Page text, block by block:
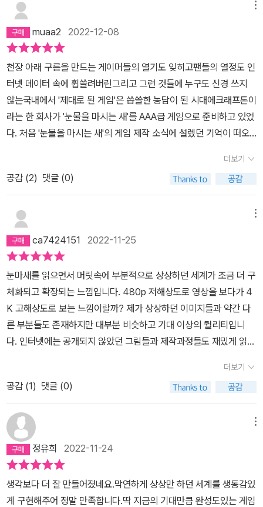
티는 말할 것도 없는 데다가, 책 자체도 튼튼한 양장본이라 소장가치
도 충분하다는 생각을 했습니다. 더군다나 책에 책갈피용 끈도 달려
있어서 읽기에도 편하더라구요. 다른 페이지는 스포일러일 수도 있으
니 공개된 목차란을 찍어봤습니다. 저는 아트북을 <눈물을 마시는 새
>를 다시 읽어가면서 봤습니다. 원작을 읽으며 상상했던 것과 비슷하
거나 사뭇 다른 이미지들을 비교해나가는 과정이 정말 재밌고 즐거웠
습니다. 책과 아트북 모두 읽는 재미가 300배 이상으로 늘어난 것 같
았어요. 원작을 사랑하는 사람이라면 꼭!!! 한 권쯤 소장하면 좋을 테
고, 원작을 모르는 사람이더라도 이 책을 접한다면 어렵잖게 즐기면
서 볼 수 있겠다 싶었습니다. 아트북을 사는 건 난생 처음인데, 이런
재미로 읽는 거구나 싶었네요. 개인적으로는 '최후의 대장간' 시안 이
롯해 <눈믈을 마시는 새>, 일명 눈마새를 이야기하는 모든 작품들이
잘 되면 좋겠어요! <한계선을 넘다>, 꼭 추천합니다.
muaa2 2022-12-08
천장 아래 구름을 만드는 게이머들의 열기도 잊히고팬들의 열정도 인
터넷 데이터 속에 휩쓸려버린그리고 그런 것들에 누구도 신경 쓰지
않는국내에서 '제대로 된 게임'은 씁쓸한 농담이 된 시대에크래프톤이
라는 한 회사가 '눈물을 마시는 새'를 AAA급 게임으로 준비하고 있었
다. 처음 '눈물을 마시는 새'의 게임 제작 소식에 설렜던 기억이 떠오
쳤습니다. 이후 컨셉 아트가 공개됐을 때 두 눈이 휘둥그레졌습니다.
머릿속에 그리던 눈물을 마시는 새가 이보다 더 완벽한 모습으로 나
올 수 있을까 싶었습니다. 그야말로 아름다웠습니다. 알고 보니 컨셉
아티스트인 이안 맥케이그의 이력이 굉장히 화려하더군요. 그의 이력
된다'고, '눈물을 마시는 새'의 팬들이 무엇을 원하는지 알고 있다는
생각이 들었습니다.이 아트를 살려서 게임이 나온다면, 영상화가 이
뤄진다면 얼마나 즐거울지 기대됩니다. 이미 완성된 스토리에, 완성
된 아트가 더해졌습니다. 그만큼 이 아트북에는 환상적인 일러스트
들이 담겨서 순식간에 푹 빠지게 만듭니다. 이는 '눈물을 마시는 새'의
게임과 영상화를 위한 아트북이기도 하지만, 오랜 기간 소설의 팬이
었던 사람들을 위한 아트북이기도 합니다. 일러스트도 좋지만, 담고
있는 내용도 너무나 좋습니다.'한계선을 넘다'를 한마디로 요약하자면
'꽉 차 있습니다'. 아트북인데 불구하고 담겨 있는 설정과 이야기만으
고, 속된 말로 오래오래 씹고 뜯고 맛보고 즐길 수 있을 책입니다. 지
금까지 책에 수천만 원을 썼지만, 아트북은 처음으로 구입할 정도로
말이죠. 저희 집 대호도 좋아하는 모습입니다. 대호는 레콘이 좋은
모양입니다.
더보기
공감 (2) 댓글 (0)
ca7424151 2022-11-25
눈마새를 읽으면서 머릿속에 부분적으로 상상하던 세계가 조금 더 구
체화되고 확장되는 느낌입니다. 480p 저해상도로 영상을 보다가 4
K 고해상도로 보는 느낌이랄까? 제가 상상하던 이미지들과 약간 다
른 부분들도 존재하지만 대부분 비슷하고 기대 이상의 퀄리티입니
다. 인터넷에는 공개되지 않았던 그림들과 제작과정들도 재밌게 읽었
다. 그래픽 노블과 게임도 준비 중이던데, 기대가 되네요. 응원합니다!
더보기
공감 (1) 댓글 (0)
정유희 2022-11-24
생각보다 더 잘 만들어졌네요.막연하게 상상만 하던 세계를 생동감있
게 구현해주어 정말 만족합니다.딱 지금의 기대만큼 완성도있는 게임